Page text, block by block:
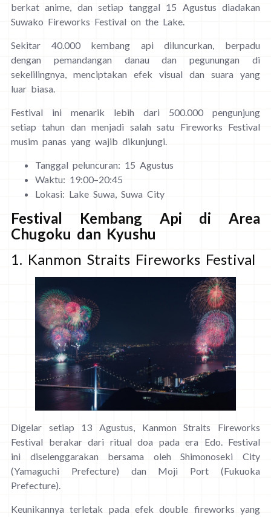
berkat anime, dan setiap tanggal 15 Agustus diadakan
Suwako Fireworks Festival on the Lake.
Sekitar 40.000 kembang api diluncurkan, berpadu
dengan pemandangan danau dan pegunungan di
sekelilingnya, menciptakan efek visual dan suara yang
luar biasa.
Festival ini menarik lebih dari 500.000 pengunjung
setiap tahun dan menjadi salah satu Fireworks Festival
musim panas yang wajib dikunjungi.
Tanggal peluncuran: 15 Agustus
Waktu: 19:00–20:45
Lokasi: Lake Suwa, Suwa City
Festival Kembang Api di Area
Chugoku dan Kyushu
1. Kanmon Straits Fireworks Festival
Digelar setiap 13 Agustus, Kanmon Straits Fireworks
Festival berakar dari ritual doa pada era Edo. Festival
ini diselenggarakan bersama oleh Shimonoseki City
(Yamaguchi Prefecture) dan Moji Port (Fukuoka
Prefecture).
Keunikannya terletak pada efek double fireworks yang